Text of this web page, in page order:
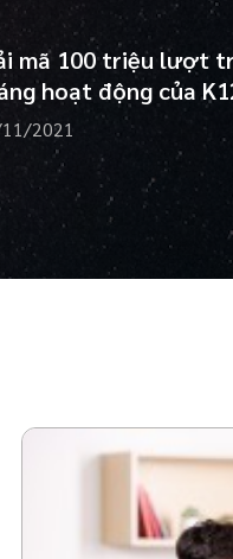
mã 100 triệu lượt
hoạt động của
2021